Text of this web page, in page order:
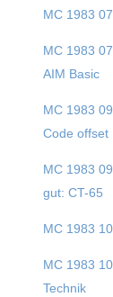
MC 1983
MC 1983
AIM Basic
MC 1983
Code offset
MC 1983
gut: CT-65
MC 1983
MC 1983
Technik